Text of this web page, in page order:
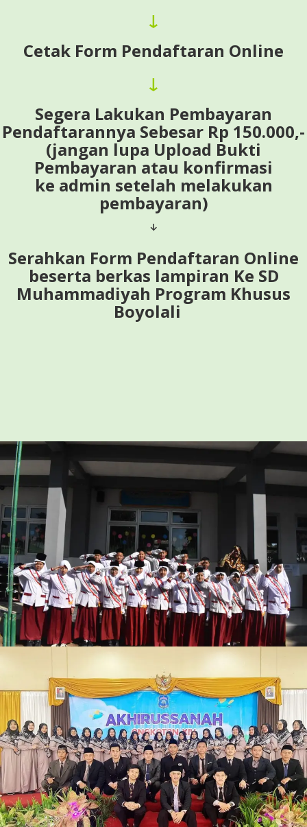
↓
Cetak Form Pendaftaran Online
↓
Segera Lakukan Pembayaran
Pendaftarannya Sebesar Rp 150.000,-
(jangan lupa Upload Bukti
Pembayaran atau konfirmasi
ke admin setelah melakukan
pembayaran)
↓
Serahkan Form Pendaftaran Online
beserta berkas lampiran Ke SD
Muhammadiyah Program Khusus
Boyolali